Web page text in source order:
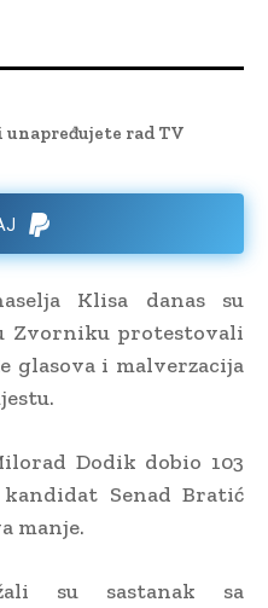
unapređujete rad TV
Klisa danas su
Zvorniku protestovali
glasova i malverzacija
Dodik dobio 103
Senad Bratić
manje.
su sastanak sa